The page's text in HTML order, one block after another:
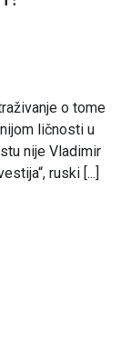
o tome
ličnosti u
nije Vladimir
ruski [...]